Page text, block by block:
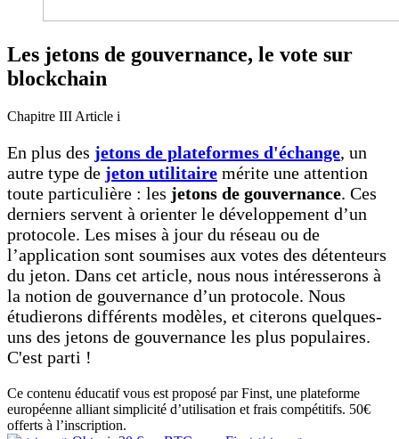
Les jetons de gouvernance, le vote sur
blockchain
Chapitre III Article i
En plus des jetons de plateformes d'échange, un
autre type de jeton utilitaire mérite une attention
toute particulière : les jetons de gouvernance. Ces
derniers servent à orienter le développement d’un
protocole. Les mises à jour du réseau ou de
l’application sont soumises aux votes des détenteurs
du jeton. Dans cet article, nous nous intéresserons à
la notion de gouvernance d’un protocole. Nous
étudierons différents modèles, et citerons quelques-
uns des jetons de gouvernance les plus populaires.
C'est parti !
Ce contenu éducatif vous est proposé par Finst, une plateforme
européenne alliant simplicité d’utilisation et frais compétitifs. 50€
offerts à l’inscription.